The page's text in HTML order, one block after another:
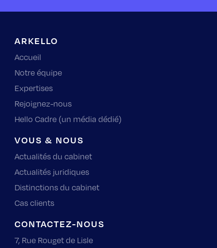
ARKELLO
Accueil
Notre équipe
Expertises
Rejoignez-nous
Hello Cadre (un média dédié)
VOUS & NOUS
Actualités du cabinet
Actualités juridiques
Distinctions du cabinet
Cas clients
CONTACTEZ-NOUS
7, Rue Rouget de Lisle